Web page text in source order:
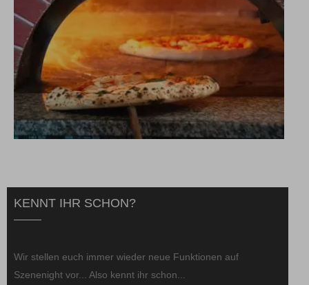
KENNT IHR SCHON?
Wir stellen euch immer wieder neue Funktionen auf
Szenenight vor... Also kennt ihr schon...